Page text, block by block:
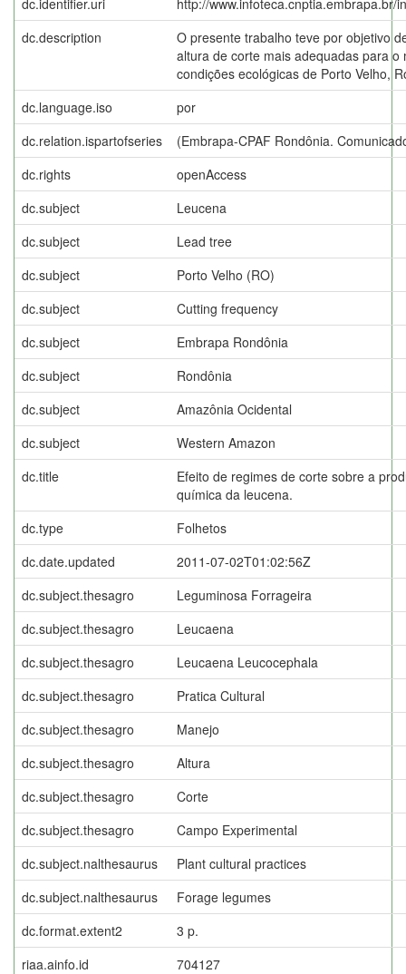
dc.description
O presente trabalho teve por objetivo
altura de corte mais adequadas para o
condições ecológicas de Porto Velho,
dc.language.iso
por
dc.relation.ispartofseries
(Embrapa-CPAF Rondônia.
dc.rights
openAccess
dc.subject
Leucena
dc.subject
Lead tree
dc.subject
Porto Velho (RO)
dc.subject
Cutting frequency
dc.subject
Embrapa Rondônia
dc.subject
Rondônia
dc.subject
Amazônia Ocidental
dc.subject
Western Amazon
dc.title
Efeito de regimes de corte sobre a
química da leucena.
dc.type
Folhetos
dc.date.updated
2011-07-02T01:02:56Z
dc.subject.thesagro
Leguminosa Forrageira
dc.subject.thesagro
Leucaena
dc.subject.thesagro
Leucaena Leucocephala
dc.subject.thesagro
Pratica Cultural
dc.subject.thesagro
Manejo
dc.subject.thesagro
Altura
dc.subject.thesagro
Corte
dc.subject.thesagro
Campo Experimental
dc.subject.nalthesaurus
Plant cultural practices
dc.subject.nalthesaurus
Forage legumes
dc.format.extent2
3 p.
riaa.ainfo.id
704127